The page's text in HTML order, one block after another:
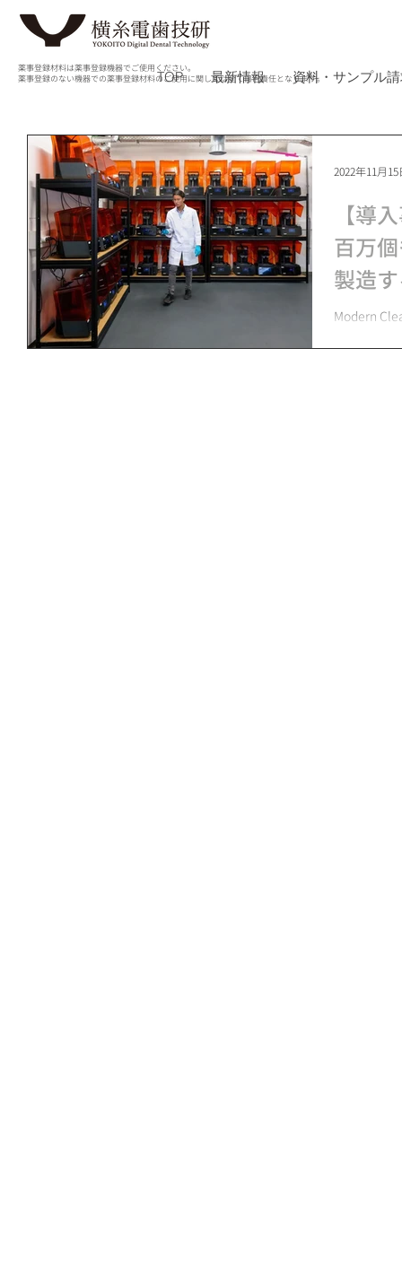
薬事登録材料は薬事登録機器でご使用ください。
薬事登録のない機器での薬事登録材料のご使用に関しては全て自己責任となります。
TOP 最新情報 資料・サンプル
【導
百万
製造
組み
Modern
アライナー
2022年11月15